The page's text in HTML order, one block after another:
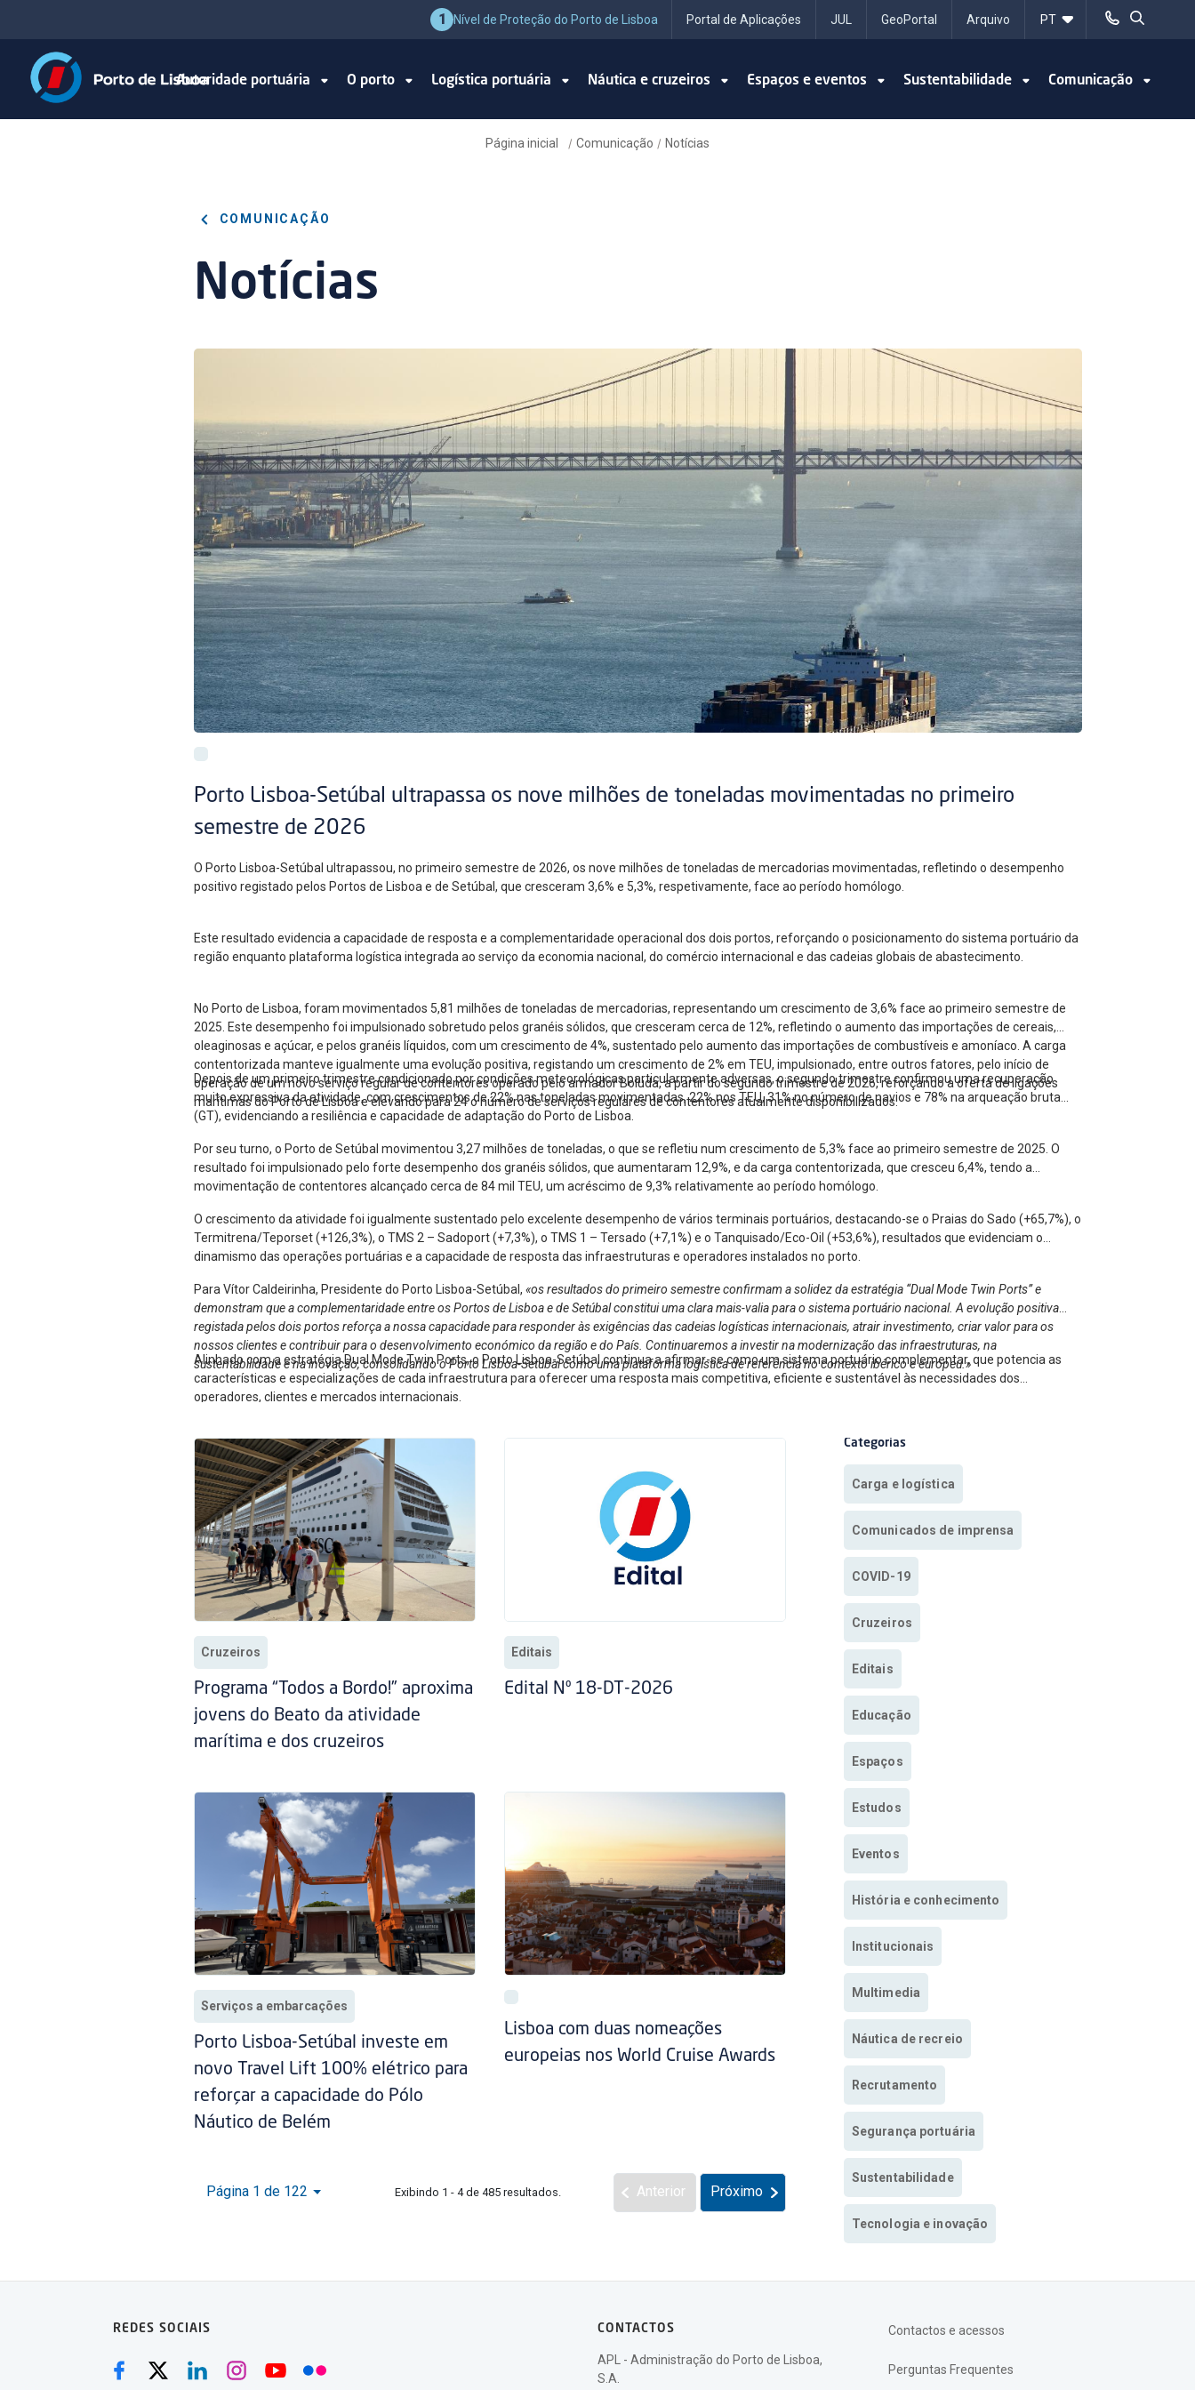
1 Nível de Proteção do Porto de Lisboa Portal de Aplicações JUL GeoPortal Arquivo
Autoridade portuária O porto Logística portuária Náutica e cruzeiros Espaços e eventos Sustentabilidade Comunicação
Página inicial / Comunicação / Notícias
COMUNICAÇÃO
Notícias
Porto Lisboa-Setúbal ultrapassa os nove milhões de toneladas movimentadas no primeiro
semestre de 2026
O Porto Lisboa-Setúbal ultrapassou, no primeiro semestre de 2026, os nove milhões de toneladas de mercadorias movimentadas, refletindo o desempenho
positivo registado pelos Portos de Lisboa e de Setúbal, que cresceram 3,6% e 5,3%, respetivamente, face ao período homólogo.
Este resultado evidencia a capacidade de resposta e a complementaridade operacional dos dois portos, reforçando o posicionamento do sistema portuário da
região enquanto plataforma logística integrada ao serviço da economia nacional, do comércio internacional e das cadeias globais de abastecimento.
No Porto de Lisboa, foram movimentados 5,81 milhões de toneladas de mercadorias, representando um crescimento de 3,6% face ao primeiro semestre de
2025. Este desempenho foi impulsionado sobretudo pelos granéis sólidos, que cresceram cerca de 12%, refletindo o aumento das importações de cereais,
oleaginosas e açúcar, e pelos granéis líquidos, com um crescimento de 4%, sustentado pelo aumento das importações de combustíveis e amoníaco. A carga
contentorizada manteve igualmente uma evolução positiva, registando um crescimento de 2% em TEU, impulsionado, entre outros fatores, pelo início de
operação de um novo serviço regular de contentores operado pelo armador Boluda, a partir do segundo trimestre de 2026, reforçando a oferta de ligações
marítimas do Porto de Lisboa e elevando para 24 o número de serviços regulares de contentores atualmente disponibilizados.
Depois de um primeiro trimestre condicionado por condições meteorológicas particularmente adversas, o segundo trimestre confirmou uma recuperação
muito expressiva da atividade, com crescimentos de 22% nas toneladas movimentadas, 22% nos TEU, 31% no número de navios e 78% na arqueação bruta
(GT), evidenciando a resiliência e capacidade de adaptação do Porto de Lisboa.
Por seu turno, o Porto de Setúbal movimentou 3,27 milhões de toneladas, o que se refletiu num crescimento de 5,3% face ao primeiro semestre de 2025. O
resultado foi impulsionado pelo forte desempenho dos granéis sólidos, que aumentaram 12,9%, e da carga contentorizada, que cresceu 6,4%, tendo a
movimentação de contentores alcançado cerca de 84 mil TEU, um acréscimo de 9,3% relativamente ao período homólogo.
O crescimento da atividade foi igualmente sustentado pelo excelente desempenho de vários terminais portuários, destacando-se o Praias do Sado (+65,7%), o
Termitrena/Teporset (+126,3%), o TMS 2 – Sadoport (+7,3%), o TMS 1 – Tersado (+7,1%) e o Tanquisado/Eco-Oil (+53,6%), resultados que evidenciam o
dinamismo das operações portuárias e a capacidade de resposta das infraestruturas e operadores instalados no porto.
Para Vítor Caldeirinha, Presidente do Porto Lisboa-Setúbal, «os resultados do primeiro semestre confirmam a solidez da estratégia “Dual Mode Twin Ports” e
demonstram que a complementaridade entre os Portos de Lisboa e de Setúbal constitui uma clara mais-valia para o sistema portuário nacional. A evolução positiva
registada pelos dois portos reforça a nossa capacidade para responder às exigências das cadeias logísticas internacionais, atrair investimento, criar valor para os
nossos clientes e contribuir para o desenvolvimento económico da região e do País. Continuaremos a investir na modernização das infraestruturas, na
sustentabilidade e na inovação, consolidando o Porto Lisboa-Setúbal como uma plataforma logística de referência no contexto ibérico e europeu.»
Alinhado com a estratégia Dual Mode Twin Ports, o Porto Lisboa-Setúbal continua a afirmar-se como um sistema portuário complementar, que potencia as
características e especializações de cada infraestrutura para oferecer uma resposta mais competitiva, eficiente e sustentável às necessidades dos
operadores, clientes e mercados internacionais.
Cruzeiros
Programa “Todos a Bordo!” aproxima
jovens do Beato da atividade
marítima e dos cruzeiros
Editais
Edital Nº 18-DT-2026
Serviços a embarcações
Porto Lisboa-Setúbal investe em
novo Travel Lift 100% elétrico para
reforçar a capacidade do Pólo
Náutico de Belém
Lisboa com duas nomeações
europeias nos World Cruise Awards
Página 1 de 122 Exibindo 1 - 4 de 485 resultados. Anterior Próximo
Categorias
Carga e logística
Comunicados de imprensa
COVID-19
Cruzeiros
Editais
Educação
Espaços
Estudos
Eventos
História e conhecimento
Institucionais
Multimedia
Náutica de recreio
Recrutamento
Segurança portuária
Sustentabilidade
Tecnologia e inovação
REDES SOCIAIS CONTACTOS
APL - Administração do Porto de Lisboa,
S.A.
Contactos e acessos
Perguntas Frequentes